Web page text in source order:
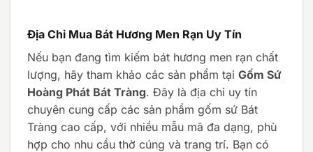
61.100.000 ₫.
Địa Chỉ Mua Bát Hương Men Rạn Uy Tín
Nếu bạn đang tìm kiếm bát hương men rạn chất
lượng, hãy tham khảo các sản phẩm tại Gốm Sứ
Hoàng Phát Bát Tràng. Đây là địa chỉ uy tín
chuyên cung cấp các sản phẩm gốm sứ Bát
Tràng cao cấp, với nhiều mẫu mã đa dạng, phù
hợp cho nhu cầu thờ cúng và trang trí. Bạn có